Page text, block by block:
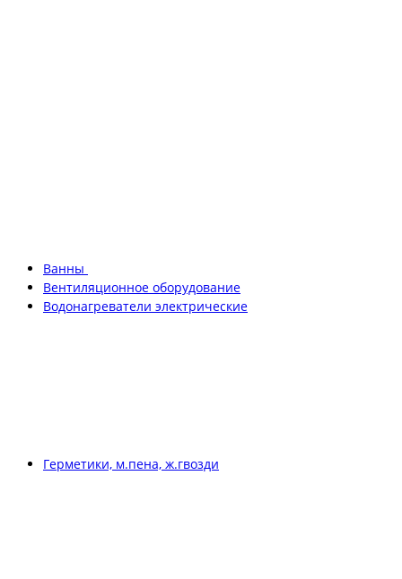
Ванны
Вентиляционное оборудование
Водонагреватели электрические
Герметики, м.пена, ж.гвозди